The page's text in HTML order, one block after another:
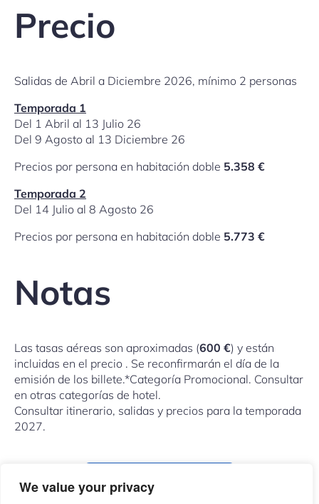
We value your privacy
Precio
Salidas de Abril a Diciembre 2026, mínimo 2 personas
Temporada 1
Del 1 Abril al 13 Julio 26
Del 9 Agosto al 13 Diciembre 26
Precios por persona en habitación doble 5.358 €
Temporada 2
Del 14 Julio al 8 Agosto 26
Precios por persona en habitación doble 5.773 €
Notas
Las tasas aéreas son aproximadas (600 €) y están
incluidas en el precio . Se reconfirmarán el día de la
emisión de los billete.*Categoría Promocional. Consultar
en otras categorías de hotel.
Consultar itinerario, salidas y precios para la temporada
2027.